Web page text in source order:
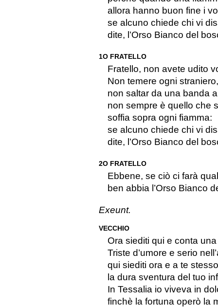
allora hanno buon fine i
se alcuno chiede chi vi
dite, l’Orso Bianco del
1O FRATELLO
Fratello, non avete udito
Non temere ogni straniero,
non saltar da una banda
non sempre è quello che
soffia sopra ogni fiamma:
se alcuno chiede chi vi
dite, l’Orso Bianco del
2O FRATELLO
Ebbene, se ciò ci farà
ben abbia l’Orso Bianco
Exeunt.
VECCHIO
Ora siediti qui e conta
Triste d’umore e serio
qui siediti ora e a te
la dura sventura del tuo
In Tessalia io viveva in
finchè la fortuna operò la